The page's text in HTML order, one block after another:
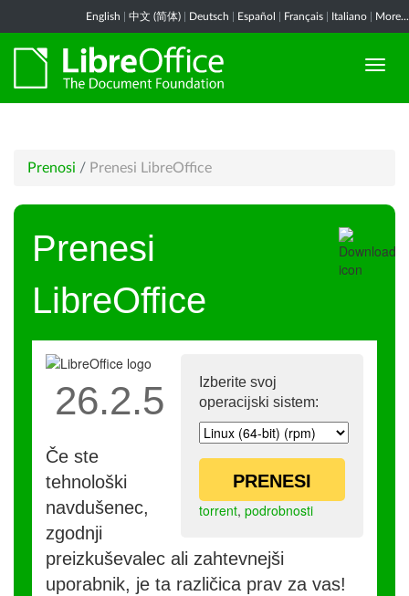
English 中文 (简体) Deutsch Español Français Italiano More...
Prenosi / Prenesi LibreOffice
Prenesi
LibreOffice
Izberite svoj
operacijski sistem:
PRENESI
torrent, podrobnosti
26.2.5
Če ste
tehnološki
navdušenec,
zgodnji
preizkuševalec ali zahtevnejši
uporabnik, je ta različica prav za vas!